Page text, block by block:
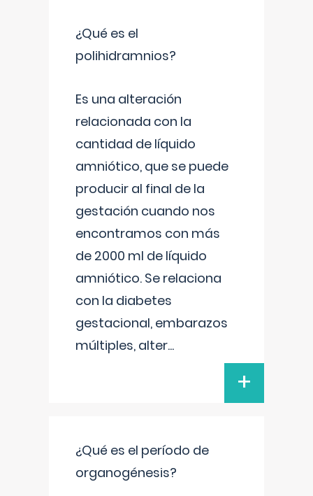
¿Qué es el
polihidramnios?
Es una alteración
relacionada con la
cantidad de líquido
amniótico, que se puede
producir al final de la
gestación cuando nos
encontramos con más
de 2000 ml de líquido
amniótico. Se relaciona
con la diabetes
gestacional, embarazos
múltiples, alter...
+
¿Qué es el período de
organogénesis?